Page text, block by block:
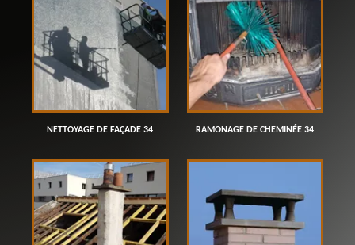
NETTOYAGE DE FAÇADE 34 RAMONAGE DE CHEMINÉE 34